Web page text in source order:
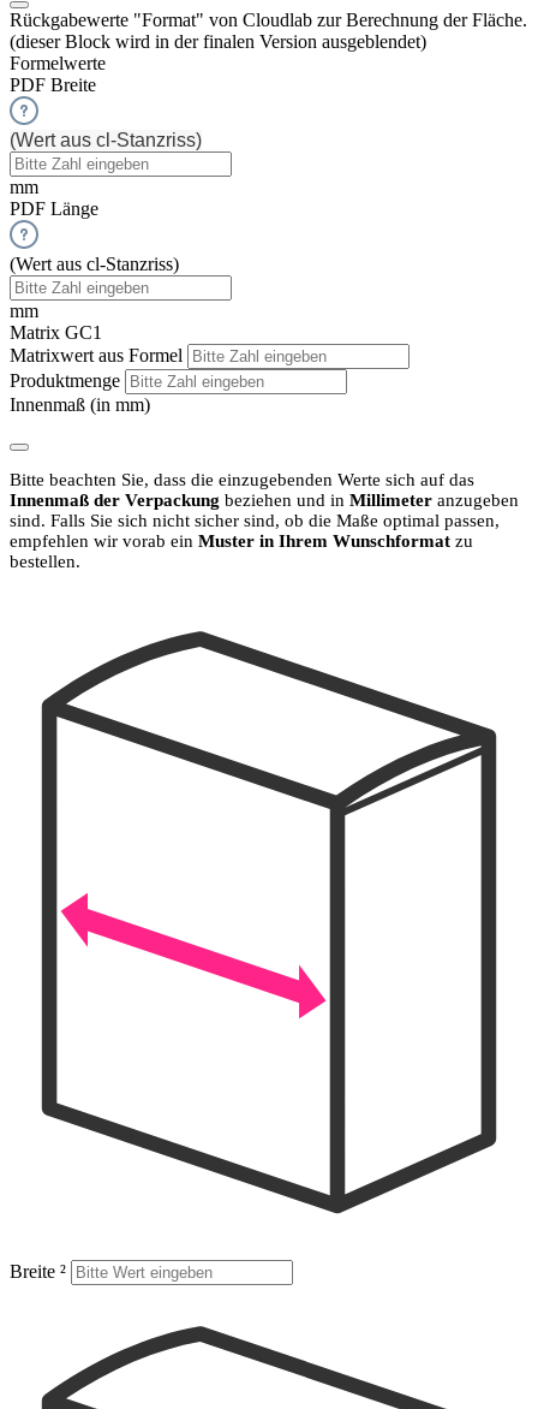
Rückgabewerte "Format" von Cloudlab zur Berechnung der Fläche.
(dieser Block wird in der finalen Version ausgeblendet)
Formelwerte
PDF Breite
(Wert aus cl-Stanzriss)
mm
PDF Länge
(Wert aus cl-Stanzriss)
mm
Matrix GC1
Matrixwert aus Formel
Produktmenge
Innenmaß (in mm)
Bitte beachten Sie, dass die einzugebenden Werte sich auf das
Innenmaß der Verpackung beziehen und in Millimeter anzugeben
sind. Falls Sie sich nicht sicher sind, ob die Maße optimal passen,
empfehlen wir vorab ein Muster in Ihrem Wunschformat zu
bestellen.
Breite ²